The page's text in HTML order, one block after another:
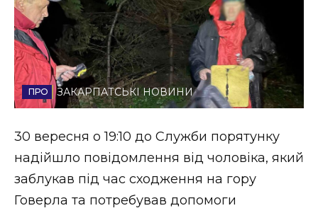
Політика
Соціум
Спорт
Стиль життя
Втрачений Ужгород
Втрачений Ужгород (відеоверсія)
ЗАКАРПАТСЬКІ НОВИНИ
30 вересня о 19:10 до Служби порятунку
надійшло повідомлення від чоловіка, який
заблукав під час сходження на гору
Говерла та потребував допомоги